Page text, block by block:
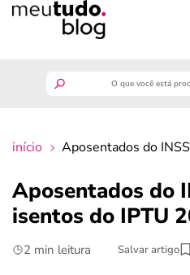
finanças
benefícios
início Aposentados do
Aposentados do
isentos do IPTU
2 min leitura Salvar artigo